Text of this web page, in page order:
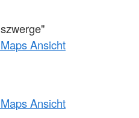
Ansicht
Ansicht